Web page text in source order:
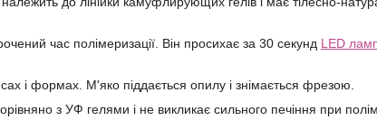
час полімеризації. Він просихає за 30 секунд LED
і формах. М'яко піддається опилу і знімається фрезою.
з УФ гелями і не викликає сильного печіння при